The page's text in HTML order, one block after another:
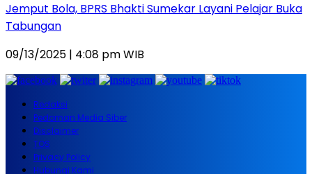
Jemput Bola, BPRS Bhakti Sumekar Layani Pelajar Buka
Tabungan
09/13/2025 | 4:08 pm WIB
Redaksi
Pedoman Media Siber
Disclaimer
TOS
Privacy Policy
Hubungi Kami